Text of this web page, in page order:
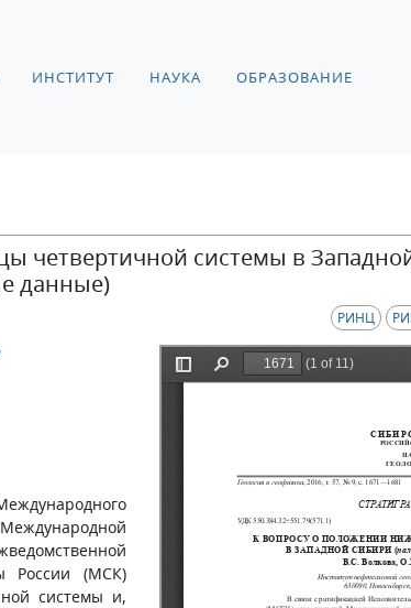
ИНСТИТУТ НАУКА ОБРАЗОВАНИЕ
четвертичной системы в
данные)
РИНЦ
России (МСК)
системы и,